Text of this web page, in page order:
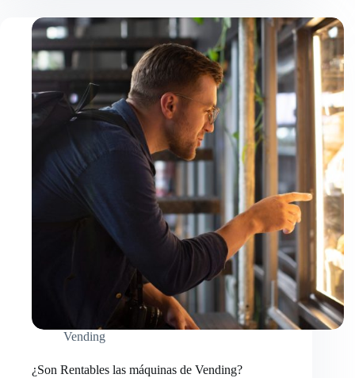
Vending
¿Son Rentables las máquinas de Vending?